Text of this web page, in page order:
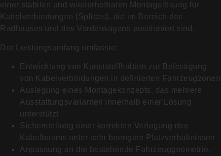
einer stabilen und wiederholbaren Montagelösung für
Kabelverbindungen (Splices), die im Bereich des
Radhauses und des Vorderwagens positioniert sind.
Der Leistungsumfang umfasste:
Entwicklung von Kunststoffhaltern zur Befestigung
von Kabelverbindungen in definierten Fahrzeugzonen
Auslegung eines Montagekonzepts, das mehrere
Ausstattungsvarianten innerhalb einer Lösung
unterstützt
Sicherstellung einer korrekten Verlegung des
Kabelbaums unter sehr beengten Platzverhältnissen
Anpassung an die bestehende Fahrzeuggeometrie,